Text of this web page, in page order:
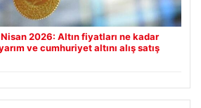
2026: Altın fiyatları ne kadar
ve cumhuriyet altını alış satış